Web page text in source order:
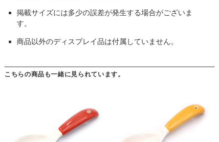
掲載サイズには多少の誤差が発生する場合がございま
す。
商品以外のディスプレイ品は付属していません。
こちらの商品も一緒に見られています。